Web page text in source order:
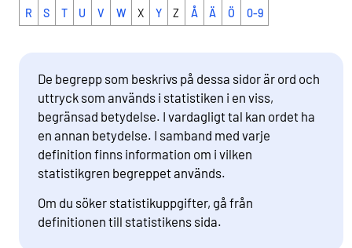
R S T U V W X Y Z Å Ä Ö 0-9
De begrepp som beskrivs på dessa sidor är ord och
uttryck som används i statistiken i en viss,
begränsad betydelse. I vardagligt tal kan ordet ha
en annan betydelse. I samband med varje
definition finns information om i vilken
statistikgren begreppet används.
Om du söker statistikuppgifter, gå från
definitionen till statistikens sida.